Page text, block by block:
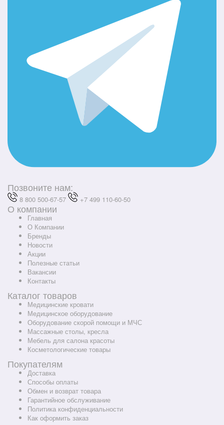
Позвоните нам:
8 800 500-67-57 +7 499 110-60-50
О компании
Главная
О Компании
Бренды
Новости
Акции
Полезные статьи
Вакансии
Контакты
Каталог товаров
Медицинские кровати
Медицинское оборудование
Оборудование скорой помощи и МЧС
Массажные столы, кресла
Мебель для салона красоты
Косметологические товары
Покупателям
Доставка
Способы оплаты
Обмен и возврат товара
Гарантийное обслуживание
Политика конфиденциальности
Как оформить заказ